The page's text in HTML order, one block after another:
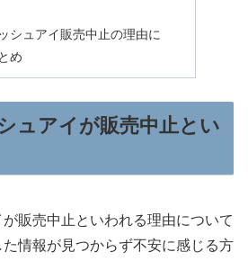
シュアイ販売中止の理由に
め
ュアイが販売中止とい
販売中止といわれる理由について
情報が見つからず不安に感じる方